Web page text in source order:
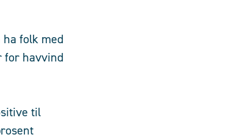
folk med
for havvind
til